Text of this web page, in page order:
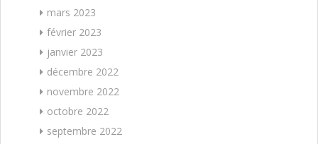
mars 2023
février 2023
janvier 2023
décembre 2022
novembre 2022
octobre 2022
septembre 2022